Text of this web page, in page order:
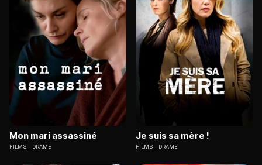
Mon mari assassiné
FILMS DRAME
Je suis sa mère !
FILMS DRAME